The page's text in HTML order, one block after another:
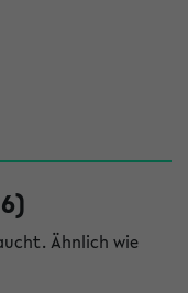
Ähnlich wie